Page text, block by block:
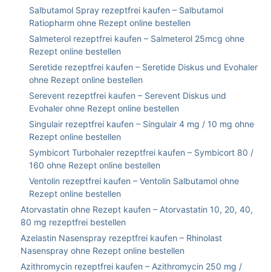
Salbutamol Spray rezeptfrei kaufen – Salbutamol
Ratiopharm ohne Rezept online bestellen
Salmeterol rezeptfrei kaufen – Salmeterol 25mcg ohne
Rezept online bestellen
Seretide rezeptfrei kaufen – Seretide Diskus und Evohaler
ohne Rezept online bestellen
Serevent rezeptfrei kaufen – Serevent Diskus und
Evohaler ohne Rezept online bestellen
Singulair rezeptfrei kaufen – Singulair 4 mg / 10 mg ohne
Rezept online bestellen
Symbicort Turbohaler rezeptfrei kaufen – Symbicort 80 /
160 ohne Rezept online bestellen
Ventolin rezeptfrei kaufen – Ventolin Salbutamol ohne
Rezept online bestellen
Atorvastatin ohne Rezept kaufen – Atorvastatin 10, 20, 40,
80 mg rezeptfrei bestellen
Azelastin Nasenspray rezeptfrei kaufen – Rhinolast
Nasenspray ohne Rezept online bestellen
Azithromycin rezeptfrei kaufen – Azithromycin 250 mg /